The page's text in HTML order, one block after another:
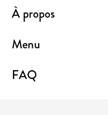
À propos
Menu
FAQ